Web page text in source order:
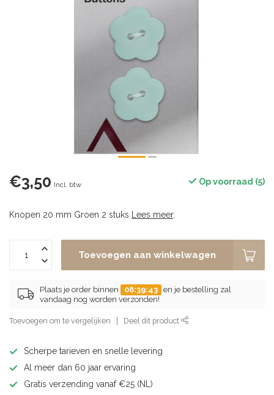
€3,50 Incl. btw Op voorraad (5)
Knopen 20 mm Groen 2 stuks Lees meer.
Toevoegen aan winkelwagen
Plaats je order binnen 08:39:43 en je bestelling zal
vandaag nog worden verzonden!
Toevoegen om te vergelijken Deel dit product
Scherpe tarieven en snelle levering
Al meer dan 60 jaar ervaring
Gratis verzending vanaf €25 (NL)